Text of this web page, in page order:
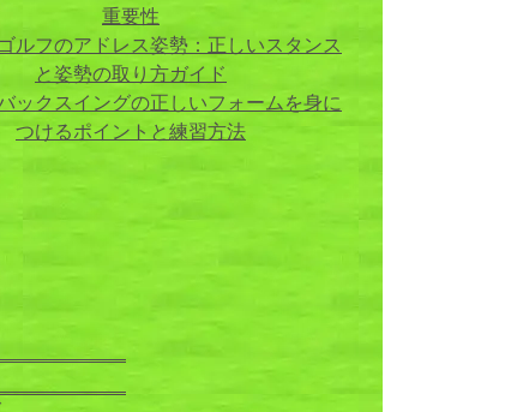
重要性
ゴルフのアドレス姿勢：正しいスタンス
と姿勢の取り方ガイド
バックスイングの正しいフォームを身に
つけるポイントと練習方法